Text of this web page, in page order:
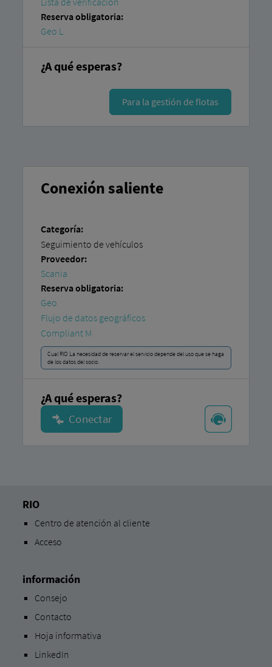
Reserva obligatoria:
Geo L
¿A qué esperas?
Para la gestión de flotas
Conexión saliente
Categoría:
Seguimiento de vehículos
Proveedor:
Scania
Reserva obligatoria:
Geo
Flujo de datos geográficos
Compliant M
Cual RIO La necesidad de reservar el servicio depende del uso que se haga
de los datos del socio.
¿A qué esperas?
RIO
Centro de atención al cliente
Acceso
información
Consejo
Contacto
Hoja informativa
LinkedIn